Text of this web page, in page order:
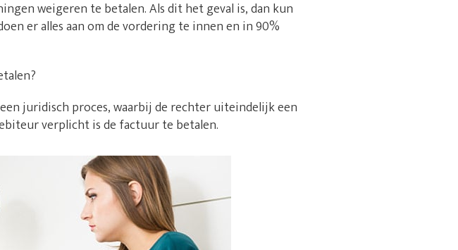
weigeren te betalen. Als dit het geval is, dan kun
er alles aan om de vordering te innen en in 90%
juridisch proces, waarbij de rechter uiteindelijk een
verplicht is de factuur te betalen.